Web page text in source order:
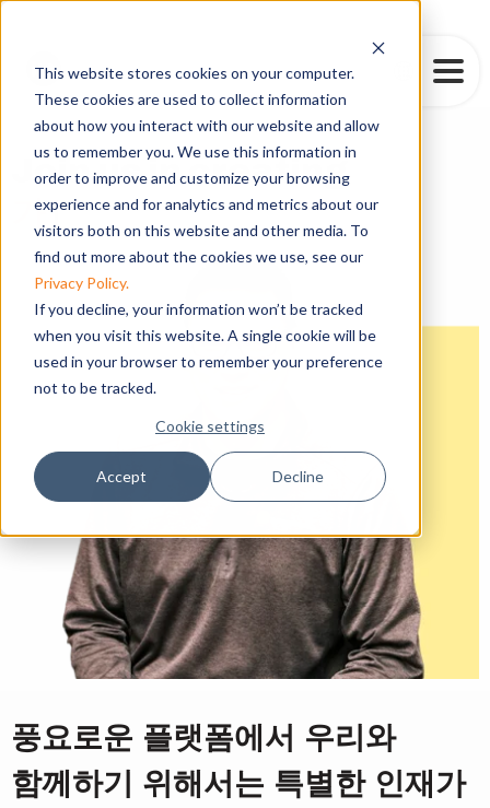
This website stores cookies on your computer.
These cookies are used to collect information
about how you interact with our website and allow
us to remember you. We use this information in
order to improve and customize your browsing
experience and for analytics and metrics about our
visitors both on this website and other media. To
find out more about the cookies we use, see our
Privacy Policy.
If you decline, your information won’t be tracked
when you visit this website. A single cookie will be
used in your browser to remember your preference
not to be tracked.
Cookie settings
Accept Decline
Join us in creating
공동체|
풍요로운 플랫폼에서 우리와
함께하기 위해서는 특별한 인재가